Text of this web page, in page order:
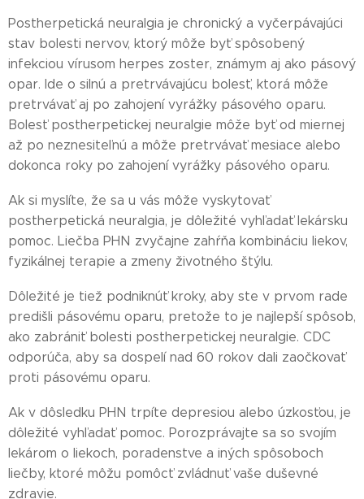
Postherpetická neuralgia je chronický a vyčerpávajúci
stav bolesti nervov, ktorý môže byť spôsobený
infekciou vírusom herpes zoster, známym aj ako pásový
opar. Ide o silnú a pretrvávajúcu bolesť, ktorá môže
pretrvávať aj po zahojení vyrážky pásového oparu.
Bolesť postherpetickej neuralgie môže byť od miernej
až po neznesiteľnú a môže pretrvávať mesiace alebo
dokonca roky po zahojení vyrážky pásového oparu.
Ak si myslíte, že sa u vás môže vyskytovať
postherpetická neuralgia, je dôležité vyhľadať lekársku
pomoc. Liečba PHN zvyčajne zahŕňa kombináciu liekov,
fyzikálnej terapie a zmeny životného štýlu.
Dôležité je tiež podniknúť kroky, aby ste v prvom rade
predišli pásovému oparu, pretože to je najlepší spôsob,
ako zabrániť bolesti postherpetickej neuralgie. CDC
odporúča, aby sa dospelí nad 60 rokov dali zaočkovať
proti pásovému oparu.
Ak v dôsledku PHN trpíte depresiou alebo úzkosťou, je
dôležité vyhľadať pomoc. Porozprávajte sa so svojím
lekárom o liekoch, poradenstve a iných spôsoboch
liečby, ktoré môžu pomôcť zvládnuť vaše duševné
zdravie.